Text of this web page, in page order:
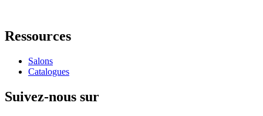
Ressources
Salons
Catalogues
Suivez-nous sur